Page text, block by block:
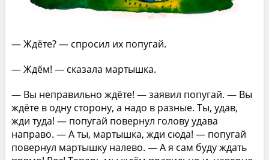
— Ждёте? — спросил их попугай.
— Ждём! — сказала мартышка.
— Вы неправильно ждёте! — заявил попугай. — Вы
ждёте в одну сторону, а надо в разные. Ты, удав,
жди туда! — попугай повернул голову удава
направо. — А ты, мартышка, жди сюда! — попугай
повернул мартышку налево. — А я сам буду ждать